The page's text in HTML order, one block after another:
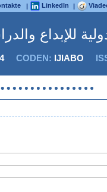
| LinkedIn |
للإبداع
CODEN: IJIABO